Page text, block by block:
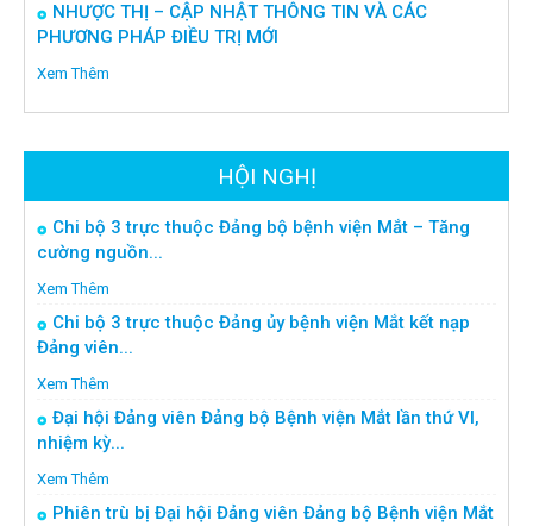
NHƯỢC THỊ – CẬP NHẬT THÔNG TIN VÀ CÁC
PHƯƠNG PHÁP ĐIỀU TRỊ MỚI
Xem Thêm
HỘI NGHỊ
Chi bộ 3 trực thuộc Đảng bộ bệnh viện Mắt – Tăng
cường nguồn...
Xem Thêm
Chi bộ 3 trực thuộc Đảng ủy bệnh viện Mắt kết nạp
Đảng viên...
Xem Thêm
Đại hội Đảng viên Đảng bộ Bệnh viện Mắt lần thứ VI,
nhiệm kỳ...
Xem Thêm
Phiên trù bị Đại hội Đảng viên Đảng bộ Bệnh viện Mắt